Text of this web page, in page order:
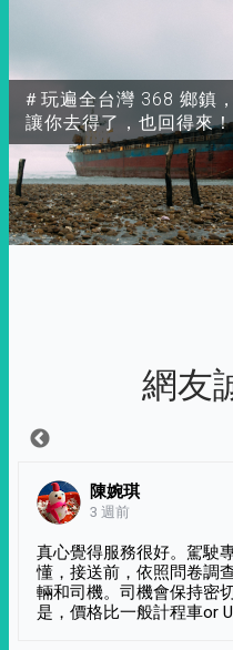
＃玩遍全台灣 368 鄉鎮，
讓你去得了，也回得來！
網友
陳婉琪
3 週前
真心覺得服務很好。駕駛
懂，接送前，依照問卷調
輛和司機。司機會保持密
是，價格比一般計程車or